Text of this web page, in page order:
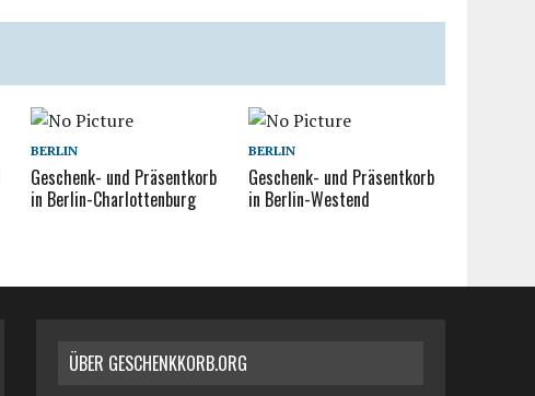
BERLIN
Geschenk- und Präsentkorb
in Berlin-Charlottenburg
BERLIN
Geschenk- und Präsentkorb
in Berlin-Westend
ÜBER GESCHENKKORB.ORG